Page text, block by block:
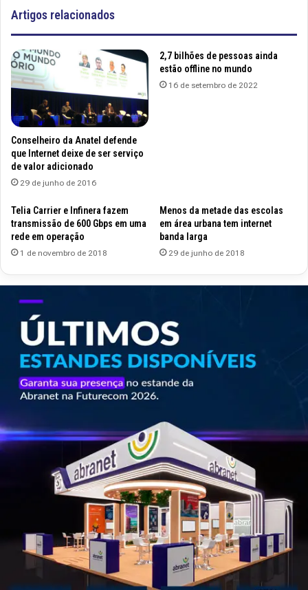
Artigos relacionados
Conselheiro da Anatel defende
que Internet deixe de ser serviço
de valor adicionado
29 de junho de 2016
2,7 bilhões de pessoas ainda
estão offline no mundo
16 de setembro de 2022
Telia Carrier e Infinera fazem
transmissão de 600 Gbps em uma
rede em operação
1 de novembro de 2018
Menos da metade das escolas
em área urbana tem internet
banda larga
29 de junho de 2018